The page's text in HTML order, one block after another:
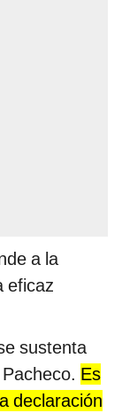
a la
eficaz
sustenta
Es
declaración